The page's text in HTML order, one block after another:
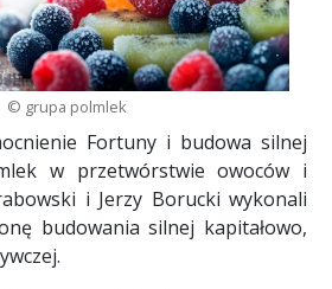
© grupa polmlek
Fortuny i budowa silnej
w przetwórstwie owoców i
i Jerzy Borucki wykonali
budowania silnej kapitałowo,